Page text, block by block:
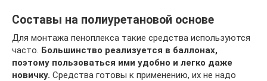
Составы на полиуретановой основе
Для монтажа пеноплекса такие средства используются
часто. Большинство реализуется в баллонах,
поэтому пользоваться ими удобно и легко даже
новичку. Средства готовы к применению, их не надо